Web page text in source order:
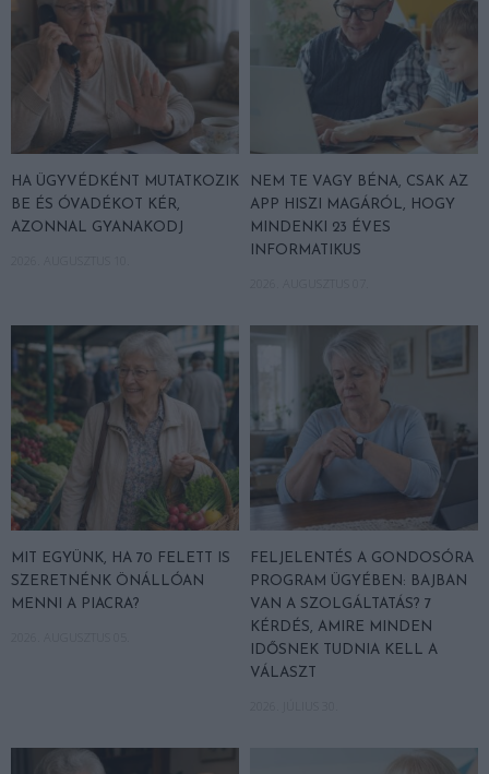
HA ÜGYVÉDKÉNT MUTATKOZIK
BE ÉS ÓVADÉKOT KÉR,
AZONNAL GYANAKODJ
NEM TE VAGY BÉNA, CSAK AZ
APP HISZI MAGÁRÓL, HOGY
MINDENKI 23 ÉVES
INFORMATIKUS
MIT EGYÜNK, HA 70 FELETT IS
SZERETNÉNK ÖNÁLLÓAN
MENNI A PIACRA?
FELJELENTÉS A GONDOSÓRA
PROGRAM ÜGYÉBEN: BAJBAN
VAN A SZOLGÁLTATÁS? 7
KÉRDÉS, AMIRE MINDEN
IDŐSNEK TUDNIA KELL A
VÁLASZT